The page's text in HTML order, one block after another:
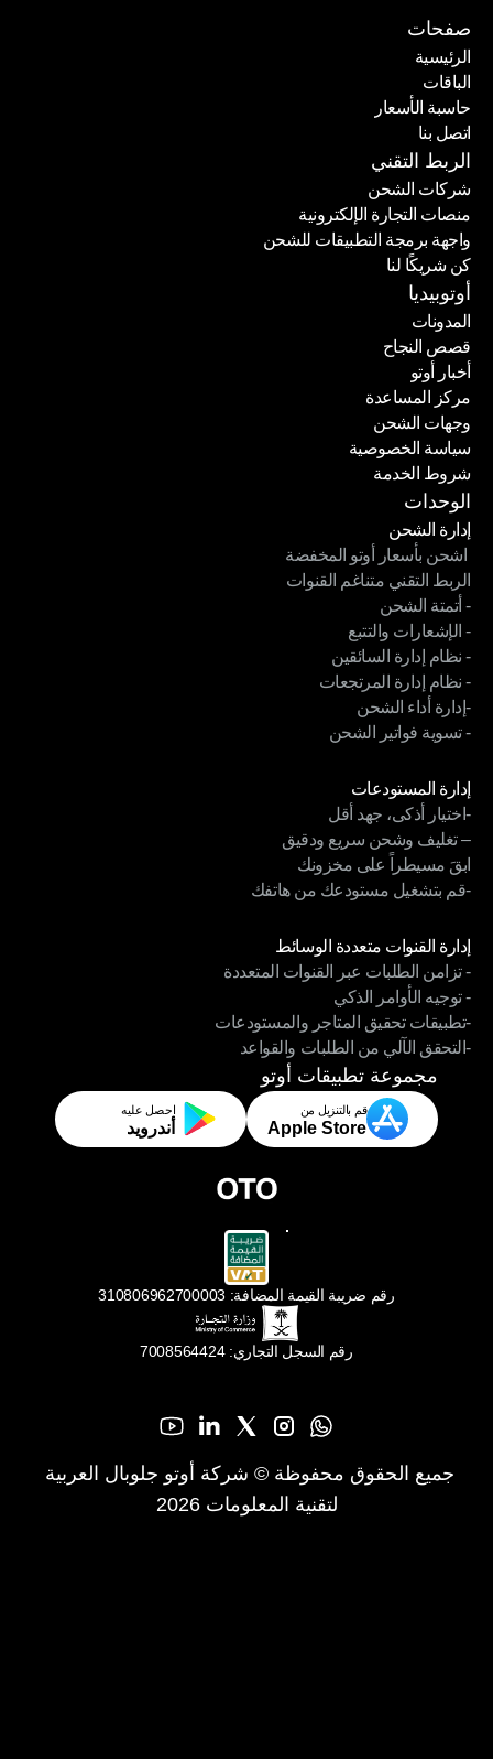
صفحات
الرئيسية
الرئيسية
الباقات
الباقات
حاسبة الأسعار
حاسبة الأسعار
اتصل بنا
اتصل بنا
الربط التقني
شركات الشحن
شركات الشحن
منصات التجارة الإلكترونية
منصات التجارة الإلكترونية
واجهة برمجة التطبيقات للشحن
واجهة برمجة التطبيقات للشحن
كن شريكًا لنا
كن شريكًا لنا
أوتوبيديا
المدونات
المدونات
قصص النجاح
قصص النجاح
أخبار أوتو
أخبار أوتو
مركز المساعدة
مركز المساعدة
وجهات الشحن
وجهات الشحن
سياسة الخصوصية
سياسة الخصوصية
شروط الخدمة
شروط الخدمة
الوحدات
إدارة الشحن
إدارة الشحن
اشحن بأسعار أوتو المخفضة
اشحن بأسعار أوتو المخفضة
الربط التقني متناغم القنوات
الربط التقني متناغم القنوات
- أتمتة الشحن
- أتمتة الشحن
- الإشعارات والتتبع
- الإشعارات والتتبع
- نظام إدارة السائقين
- نظام إدارة السائقين
- نظام إدارة المرتجعات
- نظام إدارة المرتجعات
-إدارة أداء الشحن
-إدارة أداء الشحن
- تسوية فواتير الشحن
إدارة المستودعات
إدارة المستودعات
-اختيار أذكى، جهد أقل
-اختيار أذكى، جهد أقل
– تغليف وشحن سريع ودقيق
– تغليف وشحن سريع ودقيق
ابقَ مسيطراً على مخزونك
ابقَ مسيطراً على مخزونك
-قم بتشغيل مستودعك من هاتفك
إدارة القنوات متعددة الوسائط
إدارة القنوات متعددة الوسائط
- تزامن الطلبات عبر القنوات المتعددة
- تزامن الطلبات عبر القنوات المتعددة
- توجيه الأوامر الذكي
- توجيه الأوامر الذكي
-تطبيقات تحقيق المتاجر والمستودعات
-تطبيقات تحقيق المتاجر والمستودعات
-التحقق الآلي من الطلبات والقواعد
-التحقق الآلي من الطلبات والقواعد
مجموعة تطبيقات أوتو
قم بالتنزيل من
Apple Store
احصل عليه
أندرويد
رقم ضريبة القيمة المضافة: 310806962700003
رقم السجل التجاري: 7008564424
لتقنية المعلومات 2026